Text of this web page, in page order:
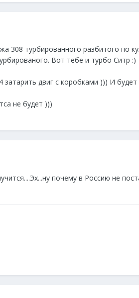
турбированного разбитого по
Вот тебе и турбо Ситр :)
двиг с коробками ))) И будет
не будет )))
почему в Россию не